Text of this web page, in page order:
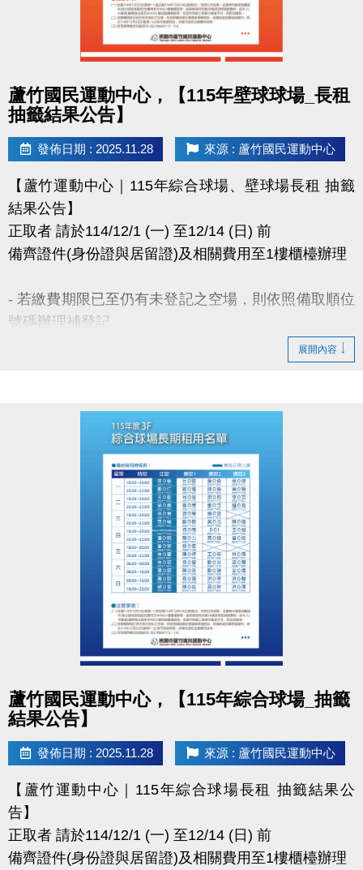
料，領獎則視同同意提供本人資料，可請櫃檯註明僅
- 本活動作業說明蘆竹國民運動中心保有解釋、修正、
盡事宜則以網站公告為主。
洽詢專線 : (03)263-9066 分機114、115
https://www.lzsports.com.tw/zh_TW/news/pageID/1/
FB : @桃園市蘆竹國民運動中心
IG : @luzhusports
蘆竹國民運動中心，【115年壁球球場_長租
抽籤結果公告】
發佈日期 : 2025.11.28 來源 : 蘆竹國民運動中心
【蘆竹運動中心｜115年綜合球場、壁球場長租 抽籤
結果公告】
正取者 請於114/12/1 (一) 至12/14 (日) 前
備齊證件(身份證與居留證)及相關費用至1樓櫃檯辦理
- 若繳費期限已至仍有未登記之空場，則依照備取順位
號碼辦理補登記
- 若備取皆放棄租借權利，將於114年12月22日(一)公
佈可租借時段，採優先登記並繳費 完成制。
2639066 #115、116。
- 如有未盡事宜，以中心櫃台人員說明為主。
官網 :
https://www.lzsports.com.tw/zh_TW/news/pageID/1/
FB : @桃園市蘆竹國民運動中心
IG : @luzhusports
展開內容
蘆竹國民運動中心，【115年綜合球場_抽籤
結果公告】
發佈日期 : 2025.11.28 來源 : 蘆竹國民運動中心
【蘆竹運動中心｜115年綜合球場長租 抽籤結果公
告】
正取者 請於114/12/1 (一) 至12/14 (日) 前
備齊證件(身份證與居留證)及相關費用至1樓櫃檯辦理